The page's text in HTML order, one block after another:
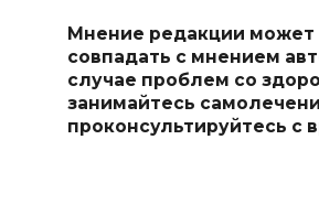
Мнение редакции может
совпадать с мнением
случае проблем со
занимайтесь самоле
проконсультируйтесь с